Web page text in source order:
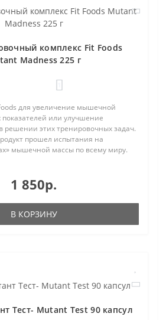
комплекс Fit Foods
Madness 225 г
для увеличение мышечной
показателей или улучшение
решении этих тренировочных задач.
прошел испытания на
мышечной массы по всему миру.
1 850р.
В КОРЗИНУ
Тест- Mutant Test 90 капсул